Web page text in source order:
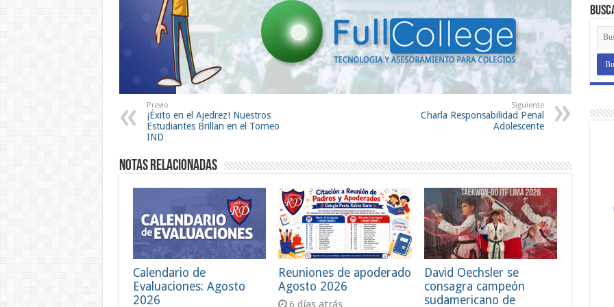
Previo
¡Éxito en el Ajedrez! Nuestros
Estudiantes Brillan en el Torneo
IND
Siguiente
Charla Responsabilidad Penal
Adolescente
Notas Relacionadas
Calendario de
Evaluaciones: Agosto
2026
Reuniones de apoderado
Agosto 2026
6 días atrás
David Oechsler se
consagra campeón
sudamericano de